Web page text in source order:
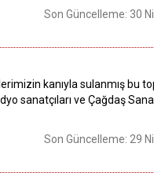
Son Güncelleme: 30
kanıyla sulanmış bu
sanatçıları ve Çağdaş
Son Güncelleme: 29